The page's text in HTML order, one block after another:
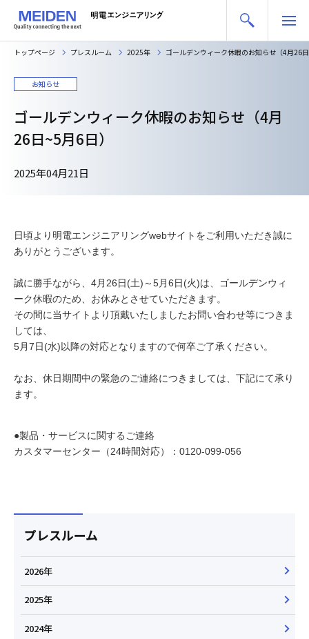
トップページ プレスルーム 2025年 ゴールデンウィーク休暇のお知らせ（4月26
お知らせ
ゴールデンウィーク休暇のお知らせ（4月
26日~5月6日）
2025年04月21日
日頃より明電エンジニアリングwebサイトをご利用いただき誠に
ありがとうございます。
誠に勝手ながら、4月26日(土)～5月6日(火)は、ゴールデンウィ
ーク休暇のため、お休みとさせていただきます。
その間に当サイトより頂戴いたしましたお問い合わせ等につきま
しては、
5月7日(水)以降の対応となりますので何卒ご了承ください。
なお、休日期間中の緊急のご連絡につきましては、下記にて承り
ます。
●製品・サービスに関するご連絡
カスタマーセンター（24時間対応）：0120-099-056
プレスルーム
2026年
2025年
2024年